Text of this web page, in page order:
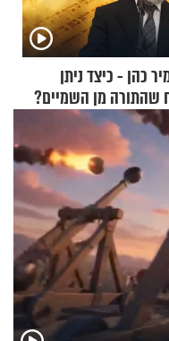
כהן - כיצד ניתן
שהתורה מן השמיים?